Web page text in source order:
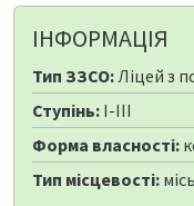
ІНФОРМАЦІЯ
Тип ЗЗСО:Ліцей з
Ступінь: I-III
Форма власності:
Тип місцевості: